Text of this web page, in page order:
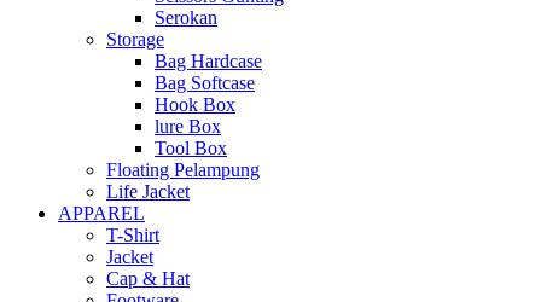
Serokan
Storage
Bag Hardcase
Bag Softcase
Hook Box
lure Box
Tool Box
Floating Pelampung
Life Jacket
APPAREL
T-Shirt
Jacket
Cap & Hat